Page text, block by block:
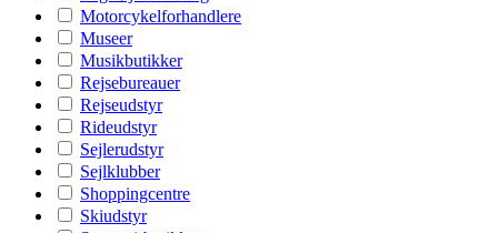
Motorcykelforhandlere
Museer
Musikbutikker
Rejsebureauer
Rejseudstyr
Rideudstyr
Sejlerudstyr
Sejlklubber
Shoppingcentre
Skiudstyr